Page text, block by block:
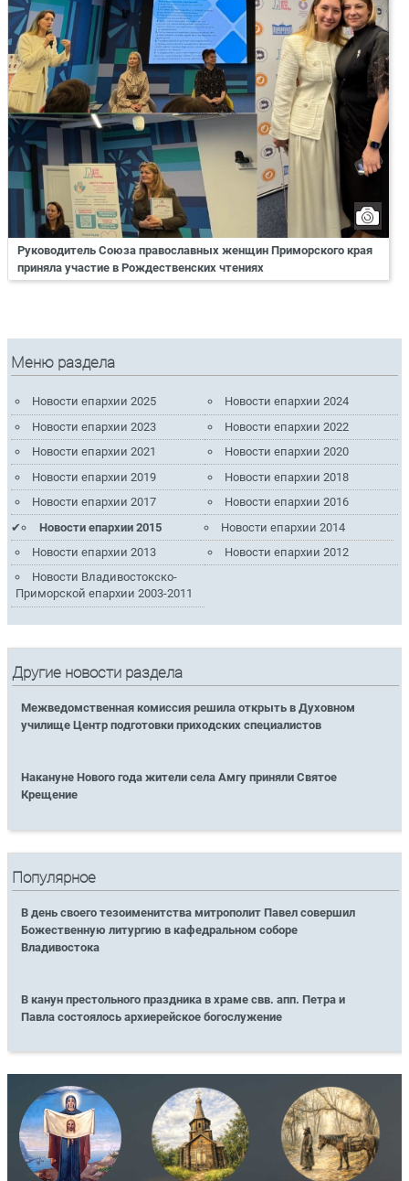
Руководитель Союза православных женщин Приморского края
приняла участие в Рождественских чтениях
Меню раздела
Новости епархии 2025
Новости епархии 2024
Новости епархии 2023
Новости епархии 2022
Новости епархии 2021
Новости епархии 2020
Новости епархии 2019
Новости епархии 2018
Новости епархии 2017
Новости епархии 2016
Новости епархии 2015
Новости епархии 2014
Новости епархии 2013
Новости епархии 2012
Новости Владивостокско-
Приморской епархии 2003-2011
Другие новости раздела
Межведомственная комиссия решила открыть в Духовном
училище Центр подготовки приходских специалистов
Накануне Нового года жители села Амгу приняли Святое
Крещение
Популярное
В день своего тезоименитства митрополит Павел совершил
Божественную литургию в кафедральном соборе
Владивостока
В канун престольного праздника в храме свв. апп. Петра и
Павла состоялось архиерейское богослужение